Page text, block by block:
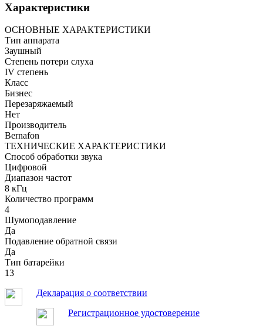
Характеристики
ОСНОВНЫЕ ХАРАКТЕРИСТИКИ
Тип аппарата
Заушный
Степень потери слуха
IV степень
Класс
Бизнес
Перезаряжаемый
Нет
Производитель
Bernafon
ТЕХНИЧЕСКИЕ ХАРАКТЕРИСТИКИ
Способ обработки звука
Цифровой
Диапазон частот
8 кГц
Количество программ
4
Шумоподавление
Да
Подавление обратной связи
Да
Тип батарейки
13
Декларация о соответствии
Регистрационное удостоверение